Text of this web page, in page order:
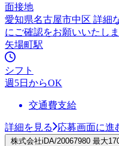
面接地
愛知県名古屋市中区 詳細
にご確認をお願いいたし
矢場町駅
シフト
週5日からOK
交通費支給
詳細を見る 応募画面に進
株式会社iDA/20067980 最大